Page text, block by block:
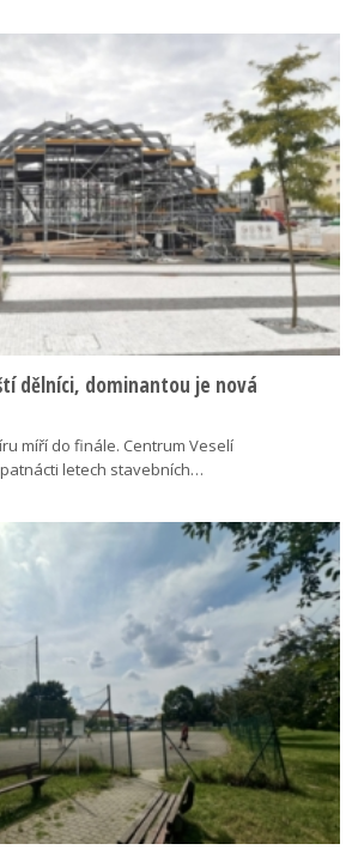
dělníci, dominantou je nová
míří do finále. Centrum Veselí
letech stavebních…